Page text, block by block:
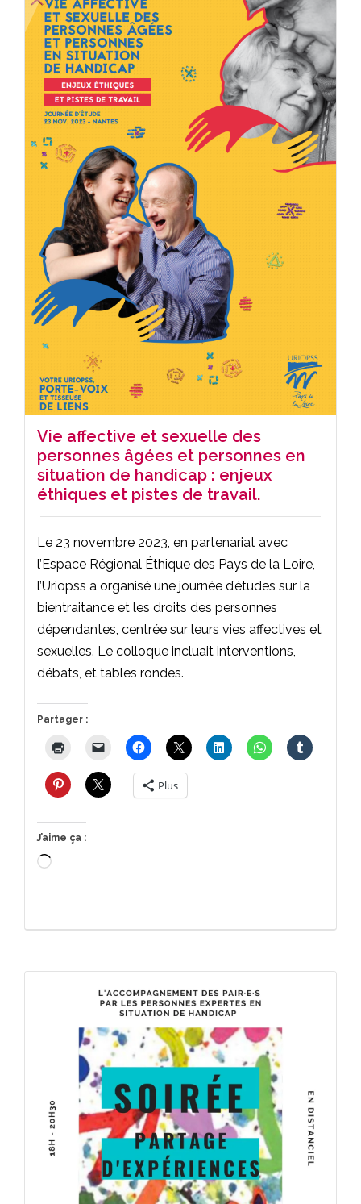
Vie affective et sexuelle des
personnes âgées et personnes en
situation de handicap : enjeux
éthiques et pistes de travail.
Le 23 novembre 2023, en partenariat avec
l’Espace Régional Éthique des Pays de la Loire,
l’Uriopss a organisé une journée d’études sur la
bientraitance et les droits des personnes
dépendantes, centrée sur leurs vies affectives et
sexuelles. Le colloque incluait interventions,
débats, et tables rondes.
Partager :
Plus
J’aime ça :
Chargement…